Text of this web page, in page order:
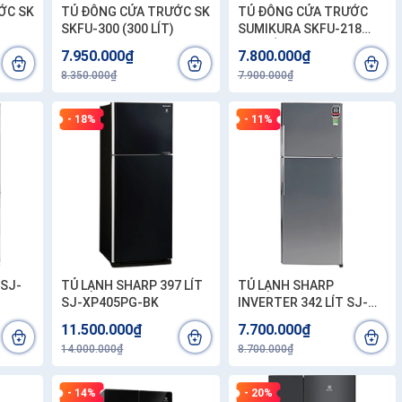
SK
TỦ ĐÔNG CỬA TRƯỚC SK
SKFU-300 (300 LÍT)
7.950.000₫
8.350.000₫
TỦ ĐÔNG CỬA TRƯỚC
SUMIKURA SKFU-218
7.800.000₫
7.900.000₫
- 18%
TỦ LẠNH SHARP 397 LÍT
SJ-XP405PG-BK
11.500.000₫
14.000.000₫
- 11%
TỦ LẠNH SHARP
INVERTER 342 LÍT SJ-
7.700.000₫
8.700.000₫
- 14% - 20%